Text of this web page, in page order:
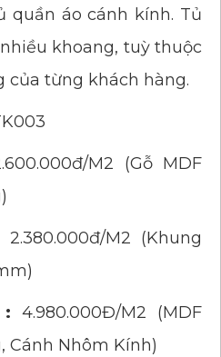
quần áo cánh kính. Tủ
khoang, tuỳ thuộc
của từng khách hàng.
M2 (Gỗ MDF
2.380.000đ/M2 (Khung
:4.980.000Đ/M2 (MDF
Cánh Nhôm Kính)